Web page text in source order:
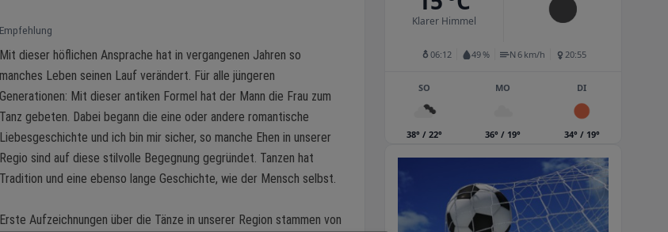
Empfehlung
Mit dieser höflichen Ansprache hat in vergangenen Jahren so
manches Leben seinen Lauf verändert. Für alle jüngeren
Generationen: Mit dieser antiken Formel hat der Mann die Frau zum
Tanz gebeten. Dabei begann die eine oder andere romantische
Liebesgeschichte und ich bin mir sicher, so manche Ehen in unserer
Regio sind auf diese stilvolle Begegnung gegründet. Tanzen hat
Tradition und eine ebenso lange Geschichte, wie der Mensch selbst.
Erste Aufzeichnungen über die Tänze in unserer Region stammen von
Klarer Himmel
06:12 49 % N 6 km/h 20:55
SO
38° / 22°
MO
36° / 19°
DI
34° / 19°